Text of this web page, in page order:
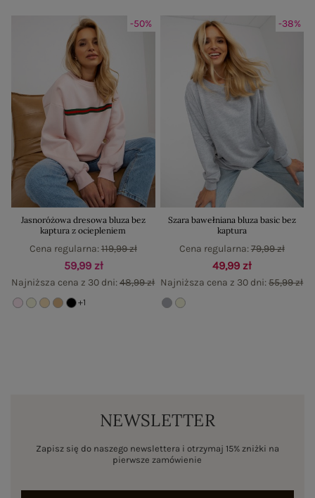
-50%
Jasnoróżowa dresowa bluza bez
kaptura z ociepleniem
59,99 zł
Najniższa cena z 30 dni:48,99 zł
Cena regularna:119,99 zł
+1
-38%
Szara bawełniana bluza basic bez
kaptura
49,99 zł
Najniższa cena z 30 dni:55,99 zł
Cena regularna:79,99 zł
NEWSLETTER
Zapisz się do naszego newslettera i otrzymaj 15% zniżki na
pierwsze zamówienie